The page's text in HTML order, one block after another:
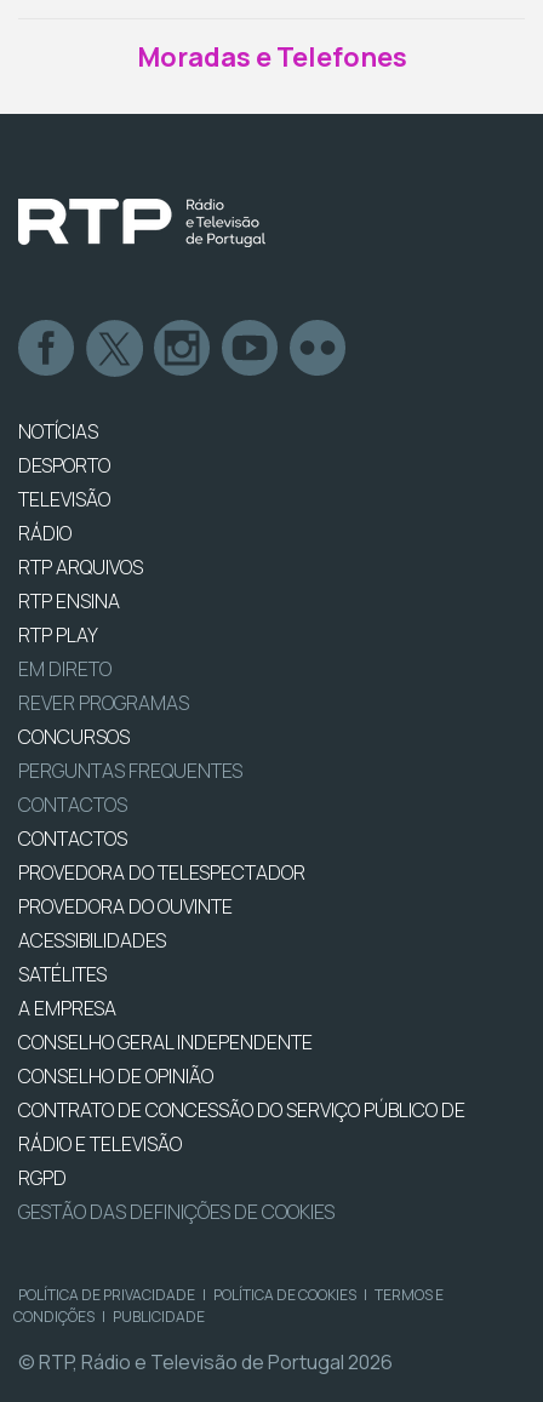
Moradas e Telefones
NOTÍCIAS
DESPORTO
TELEVISÃO
RÁDIO
RTP ARQUIVOS
RTP ENSINA
RTP PLAY
EM DIRETO
REVER PROGRAMAS
CONCURSOS
PERGUNTAS FREQUENTES
CONTACTOS
CONTACTOS
PROVEDORA DO TELESPECTADOR
PROVEDORA DO OUVINTE
ACESSIBILIDADES
SATÉLITES
A EMPRESA
CONSELHO GERAL INDEPENDENTE
CONSELHO DE OPINIÃO
CONTRATO DE CONCESSÃO DO SERVIÇO PÚBLICO DE
RÁDIO E TELEVISÃO
RGPD
GESTÃO DAS DEFINIÇÕES DE COOKIES
POLÍTICA DE PRIVACIDADE | POLÍTICA DE COOKIES | TERMOS E
CONDIÇÕES | PUBLICIDADE
© RTP, Rádio e Televisão de Portugal 2026